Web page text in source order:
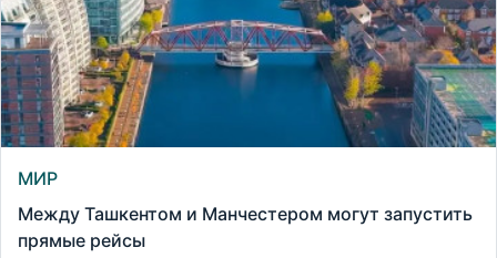
МИР
Между Ташкентом и Манчестером могут запустить
прямые рейсы